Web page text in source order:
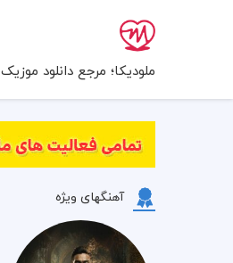
ملودیکا؛ مرجع دانلود موزیک
آهنگهای ویژه